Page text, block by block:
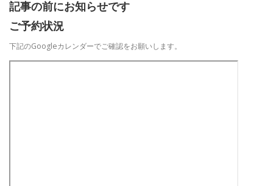
記事の前にお知らせです
ご予約状況
下記のGoogleカレンダーでご確認をお願いします。